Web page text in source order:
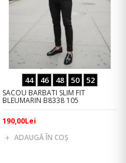
44 46 48 50 52
SACOU BARBATI SLIM FIT
BLEUMARIN B8338 105
190,00Lei
ADAUGĂ ÎN COŞ